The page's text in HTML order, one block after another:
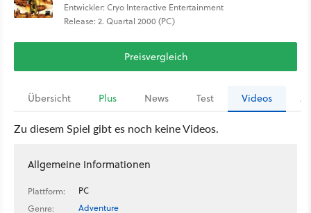
Entwickler: Cryo Interactive Entertainment
Release: 2. Quartal 2000 (PC)
Preisvergleich
Übersicht Plus News Test Videos
Zu diesem Spiel gibt es noch keine Videos.
Allgemeine Informationen
Plattform:
PC
Genre:
Adventure